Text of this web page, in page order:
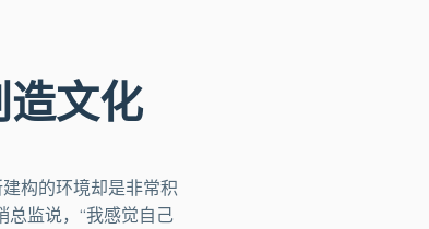
文化
构的环境却是非常积
监说，“我感觉自己